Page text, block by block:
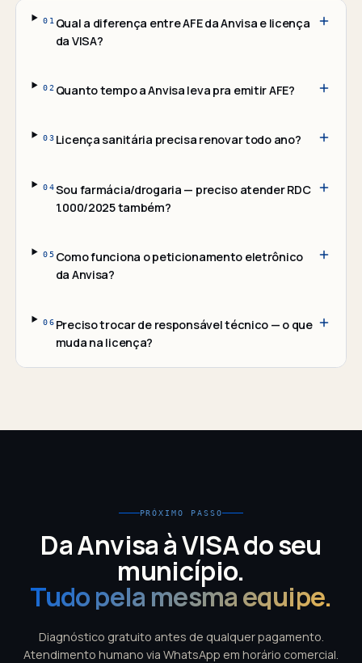
01 Qual a diferença entre AFE da Anvisa e licença
da VISA?
02 Quanto tempo a Anvisa leva pra emitir AFE?
03 Licença sanitária precisa renovar todo ano?
04Sou farmácia/drogaria — preciso atender RDC
1.000/2025 também?
05 Como funciona o peticionamento eletrônico
da Anvisa?
06 Preciso trocar de responsável técnico — o que
muda na licença?
PRÓXIMO PASSO
Da Anvisa à VISA do seu
município.
Tudo pela mesma equipe.
Diagnóstico gratuito antes de qualquer pagamento.
Atendimento humano via WhatsApp em horário comercial.